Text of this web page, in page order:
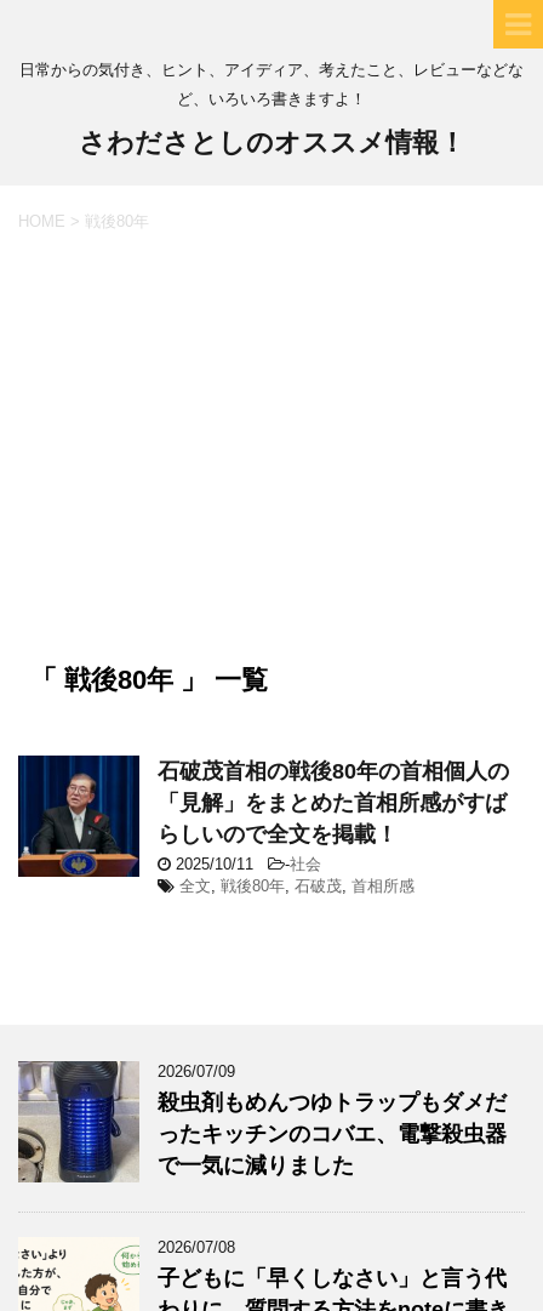
日常からの気付き、ヒント、アイディア、考えたこと、レビューなどな
ど、いろいろ書きますよ！
さわださとしのオススメ情報！
HOME > 戦後80年
「 戦後80年 」 一覧
石破茂首相の戦後80年の首相個人の
「見解」をまとめた首相所感がすば
らしいので全文を掲載！
2025/10/11 -社会
全文, 戦後80年, 石破茂, 首相所感
2026/07/09
殺虫剤もめんつゆトラップもダメだ
ったキッチンのコバエ、電撃殺虫器
で一気に減りました
2026/07/08
子どもに「早くしなさい」と言う代